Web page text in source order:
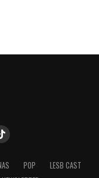
POP
LESB CAST